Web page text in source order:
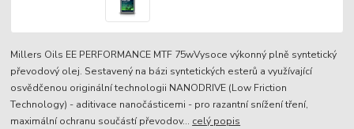
Millers Oils EE PERFORMANCE MTF 75wVysoce výkonný plně syntetický
převodový olej. Sestavený na bázi syntetických esterů a využívající
osvědčenou originální technologii NANODRIVE (Low Friction
Technology) - aditivace nanočásticemi - pro razantní snížení tření,
maximální ochranu součástí převodov... celý popis